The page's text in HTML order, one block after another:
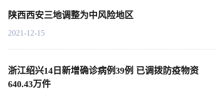
陕西西安三地调整为中风险地区
2021-12-15
浙江绍兴14日新增确诊病例39例 已调拨防疫物资
640.43万件